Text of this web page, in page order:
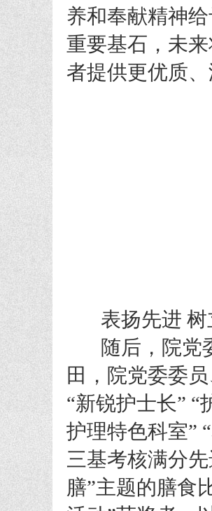
养和奉献精神
重要基石，未
者提供更优质
表扬先进 树
随后，院党委
田，院党委委
“新锐护士长” “
护理特色科室”
三基考核满分
膳”主题的膳食